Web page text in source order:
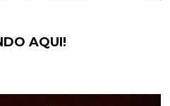
AQUI!